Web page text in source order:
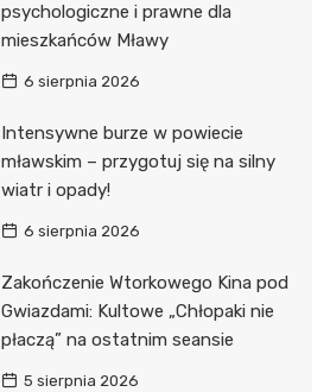
psychologiczne i prawne dla
mieszkańców Mławy
6 sierpnia 2026
Intensywne burze w powiecie
mławskim – przygotuj się na silny
wiatr i opady!
6 sierpnia 2026
Zakończenie Wtorkowego Kina pod
Gwiazdami: Kultowe „Chłopaki nie
płaczą” na ostatnim seansie
5 sierpnia 2026